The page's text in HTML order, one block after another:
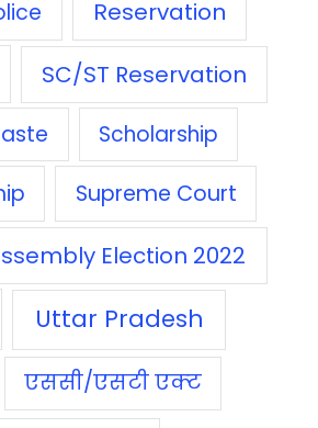
Reservation
SC/ST Reservation
Scholarship
Supreme Court
Election 2022
Uttar Pradesh
एससी/एसटी एक्‍ट